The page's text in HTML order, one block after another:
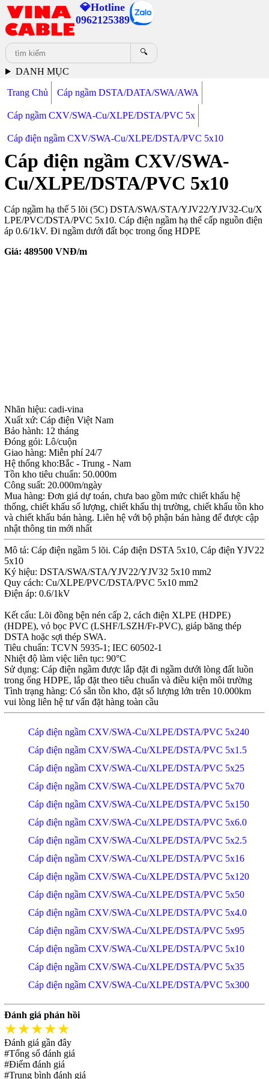
💎Hotline
0962125389
🔍
DANH MỤC
Trang Chủ Cáp ngầm DSTA/DATA/SWA/AWA
Cáp ngầm CXV/SWA-Cu/XLPE/DSTA/PVC 5x
Cáp điện ngầm CXV/SWA-Cu/XLPE/DSTA/PVC 5x10
Cáp điện ngầm CXV/SWA-
Cu/XLPE/DSTA/PVC 5x10
Cáp ngầm hạ thế 5 lõi (5C) DSTA/SWA/STA/YJV22/YJV32-Cu/X
LPE/PVC/DSTA/PVC 5x10. Cáp điện ngầm hạ thế cấp nguồn điện
áp 0.6/1kV. Đi ngầm dưới đất bọc trong ống HDPE
Giá: 489500VNĐ/m
Nhãn hiệu: cadi-vina
Xuất xứ: Cáp điện Việt Nam
Bảo hành: 12 tháng
Đóng gói: Lô/cuộn
Giao hàng: Miễn phí 24/7
Hệ thống kho:Bắc - Trung - Nam
Tồn kho tiêu chuẩn: 50.000m
Công suất: 20.000m/ngày
Mua hàng: Đơn giá dự toán, chưa bao gồm mức chiết khấu hệ
thống, chiết khấu số lượng, chiết khấu thị trường, chiết khấu tồn kho
và chiết khấu bán hàng. Liên hệ với bộ phận bán hàng để được cập
nhật thông tin mới nhất
Mô tả: Cáp điện ngầm 5 lõi. Cáp điện DSTA 5x10, Cáp điện YJV22
5x10
Ký hiệu: DSTA/SWA/STA/YJV22/YJV32 5x10 mm2
Quy cách: Cu/XLPE/PVC/DSTA/PVC 5x10 mm2
Điện áp: 0.6/1kV
Kết cấu: Lõi đồng bện nén cấp 2, cách điện XLPE (HDPE)
(HDPE), vỏ bọc PVC (LSHF/LSZH/Fr-PVC), giáp băng thép
DSTA hoặc sợi thép SWA.
Tiêu chuẩn: TCVN 5935-1; IEC 60502-1
Nhiệt độ làm việc liên tục: 90°C
Sử dụng: Cáp điện ngầm được lắp đặt đi ngầm dưới lòng đất luồn
trong ống HDPE, lắp đặt theo tiêu chuẩn và điều kiện môi trường
Tình trạng hàng: Có sẵn tồn kho, đặt số lượng lớn trên 10.000km
vui lòng liên hệ tư vấn đặt hàng toàn cầu
Cáp điện ngầm CXV/SWA-Cu/XLPE/DSTA/PVC 5x240
Cáp điện ngầm CXV/SWA-Cu/XLPE/DSTA/PVC 5x1.5
Cáp điện ngầm CXV/SWA-Cu/XLPE/DSTA/PVC 5x25
Cáp điện ngầm CXV/SWA-Cu/XLPE/DSTA/PVC 5x70
Cáp điện ngầm CXV/SWA-Cu/XLPE/DSTA/PVC 5x150
Cáp điện ngầm CXV/SWA-Cu/XLPE/DSTA/PVC 5x6.0
Cáp điện ngầm CXV/SWA-Cu/XLPE/DSTA/PVC 5x2.5
Cáp điện ngầm CXV/SWA-Cu/XLPE/DSTA/PVC 5x16
Cáp điện ngầm CXV/SWA-Cu/XLPE/DSTA/PVC 5x120
Cáp điện ngầm CXV/SWA-Cu/XLPE/DSTA/PVC 5x50
Cáp điện ngầm CXV/SWA-Cu/XLPE/DSTA/PVC 5x4.0
Cáp điện ngầm CXV/SWA-Cu/XLPE/DSTA/PVC 5x95
Cáp điện ngầm CXV/SWA-Cu/XLPE/DSTA/PVC 5x10
Cáp điện ngầm CXV/SWA-Cu/XLPE/DSTA/PVC 5x35
Cáp điện ngầm CXV/SWA-Cu/XLPE/DSTA/PVC 5x300
Đánh giá phản hồi
★★★★★
Đánh giá gần đây
#Tổng số đánh giá
#Điểm đánh giá
#Trung bình đánh giá